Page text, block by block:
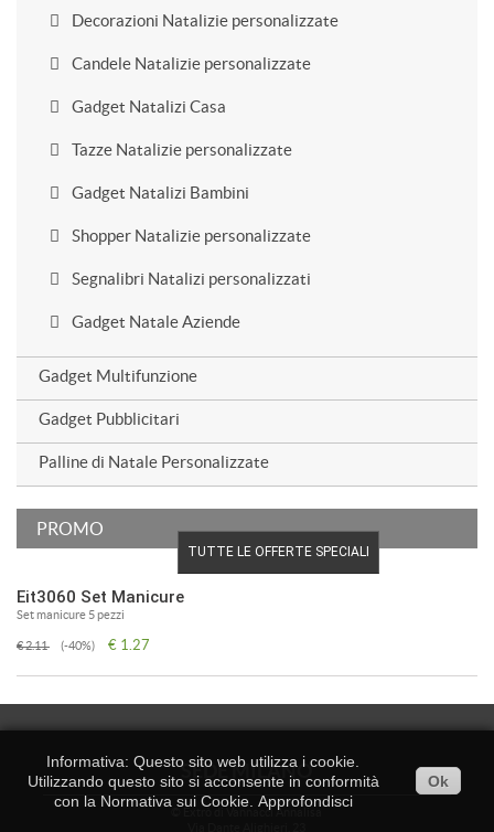
Decorazioni Natalizie personalizzate
Candele Natalizie personalizzate
Gadget Natalizi Casa
Tazze Natalizie personalizzate
Gadget Natalizi Bambini
Shopper Natalizie personalizzate
Segnalibri Natalizi personalizzati
Gadget Natale Aziende
Gadget Multifunzione
Gadget Pubblicitari
Palline di Natale Personalizzate
PROMO
TUTTE LE OFFERTE SPECIALI
Eit3060 Set Manicure
Set manicure 5 pezzi
€ 2.11 (-40%) € 1.27
Informativa: Questo sito web utilizza i cookie.
Utilizzando questo sito si acconsente in conformità
con la Normativa sui Cookie. Approfondisci
Ok
SEDE MILANO
© Extrò di Vannacci Annalisa